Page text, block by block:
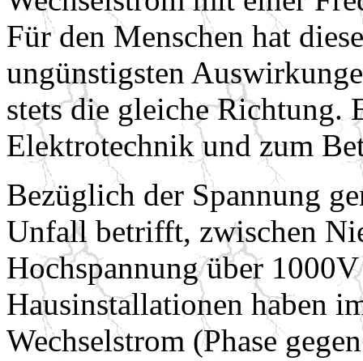
Für den Menschen hat
ungünstigsten
stets die gleiche Richtung.
Elektrotechnik und zum
Bezüglich der Spannung
Unfall betrifft, zwischen
Hochspannung über
Hausinstallationen haben
Wechselstrom (Phase